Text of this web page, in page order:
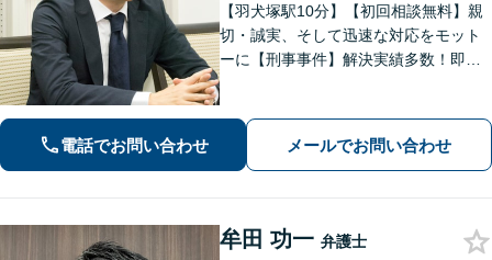
【羽犬塚駅10分】【初回相談無料】親
切・誠実、そして迅速な対応をモット
ーに【刑事事件】解決実績多数！即時
選択肢と法的権利を明確にし、納得の
いく決断ができるよう支援いたします
電話でお問い合わせ メールでお問い合わせ
牟田 功一 弁護士